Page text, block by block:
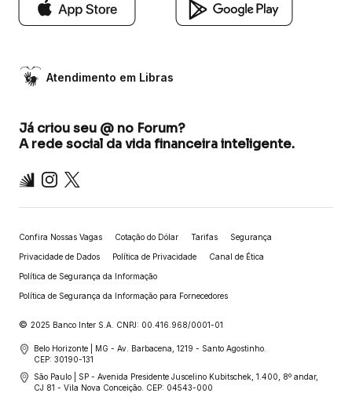
Atendimento em Libras
Já criou seu @ no Forum?
A rede social da vida financeira inteligente.
Inter Instagram
X
Confira Nossas Vagas Cotação do Dólar Tarifas Segurança
Privacidade de Dados Política de Privacidade Canal de Ética
Política de Segurança da Informação
Política de Segurança da Informação para Fornecedores
© 2025 Banco Inter S.A. CNPJ: 00.416.968/0001-01
Belo Horizonte | MG - Av. Barbacena, 1219 - Santo Agostinho.
CEP: 30190-131
São Paulo | SP - Avenida Presidente Juscelino Kubitschek, 1.400, 8º andar,
CJ 81 - Vila Nova Conceição. CEP: 04543-000